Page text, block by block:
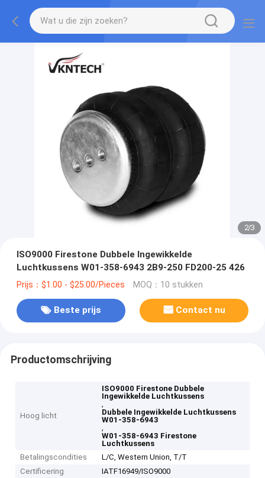
2/3
ISO9000 Firestone Dubbele Ingewikkelde
Luchtkussens W01-358-6943 2B9-250 FD200-25 426
Prijs：$1.00 - $25.00/Pieces MOQ：10 stukken
Beste prijs Contact nu
Productomschrijving
Hoog licht
ISO9000 Firestone Dubbele
Ingewikkelde Luchtkussens
,
Dubbele Ingewikkelde Luchtkussens
W01-358-6943
,
W01-358-6943 Firestone
Luchtkussens
Betalingscondities
L/C, Western Union, T/T
Certificering
IATF16949/ISO9000